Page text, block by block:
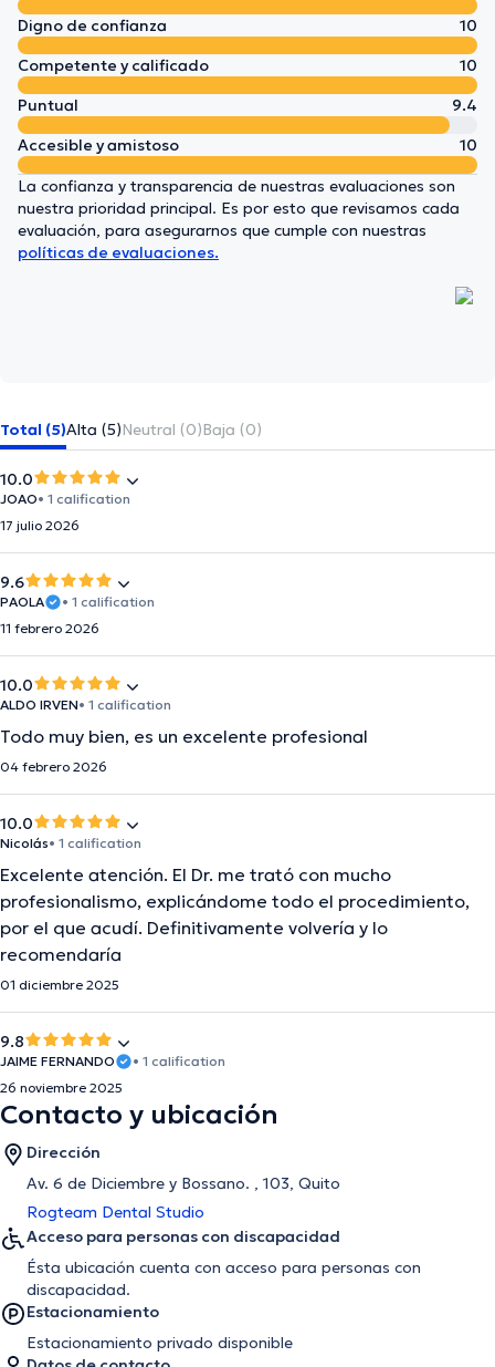
Digno de confianza
10
Competente y calificado
10
Puntual
9.4
Accesible y amistoso
10
La confianza y transparencia de nuestras evaluaciones son
nuestra prioridad principal. Es por esto que revisamos cada
evaluación, para asegurarnos que cumple con nuestras
políticas de evaluaciones.
Total (5)Alta (5)Neutral (0)Baja (0)
10.0
JOAO• 1 calification
17 julio 2026
9.6
PAOLA
• 1 calification
11 febrero 2026
10.0
ALDO IRVEN• 1 calification
Todo muy bien, es un excelente profesional
04 febrero 2026
10.0
Nicolás• 1 calification
Excelente atención. El Dr. me trató con mucho
profesionalismo, explicándome todo el procedimiento,
por el que acudí. Definitivamente volvería y lo
recomendaría
01 diciembre 2025
9.8
JAIME FERNANDO
• 1 calification
26 noviembre 2025
Contacto y ubicación
Dirección
Av. 6 de Diciembre y Bossano. , 103, Quito
Rogteam Dental Studio
Acceso para personas con discapacidad
Ésta ubicación cuenta con acceso para personas con
discapacidad.
Estacionamiento
Estacionamiento privado disponible